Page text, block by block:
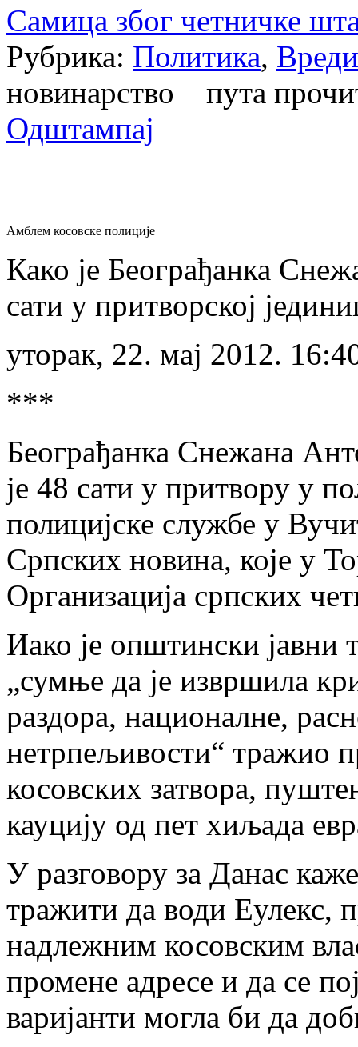
Самица због четничке
Рубрика: Политика,
новинарство пута
Одштампај
Амблем косовске полиције
Како је Београђанка
сати у притворској
уторак, 22. мај 2012.
***
Београђанка Снежана
је 48 сати у притвору у
полицијске службе у
Српских новина, које у
Организација српских
Иако је општински
„сумње да је извршила
раздора, националне,
нетрпељивости“ тражио
косовских затвора,
кауцију од пет хиљада
У разговору за Данас
тражити да води Еулекс,
надлежним косовским
промене адресе и да се
варијанти могла би да